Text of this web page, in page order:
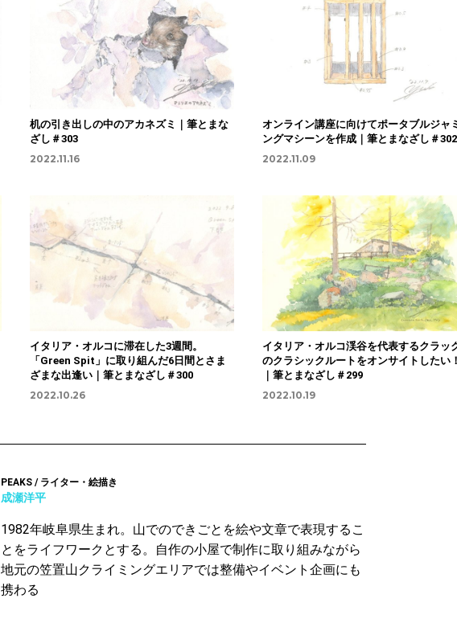
机の引き出しの中のアカネズミ｜筆とまな
ざし＃303
2022.11.16
オンライン講座に向けてポータブルジャ
ングマシーンを作成｜筆とまなざし＃302
2022.11.09
イタリア・オルコに滞在した3週間。
「Green Spit」に取り組んだ6日間とさま
ざまな出逢い｜筆とまなざし＃300
2022.10.26
イタリア・オルコ渓谷を代表するクラッ
のクラシックルートをオンサイトしたい
｜筆とまなざし＃299
2022.10.19
PEAKS / ライター・絵描き
成瀬洋平
1982年岐阜県生まれ。山でのできごとを絵や文章で表現するこ
とをライフワークとする。自作の小屋で制作に取り組みながら
地元の笠置山クライミングエリアでは整備やイベント企画にも
携わる